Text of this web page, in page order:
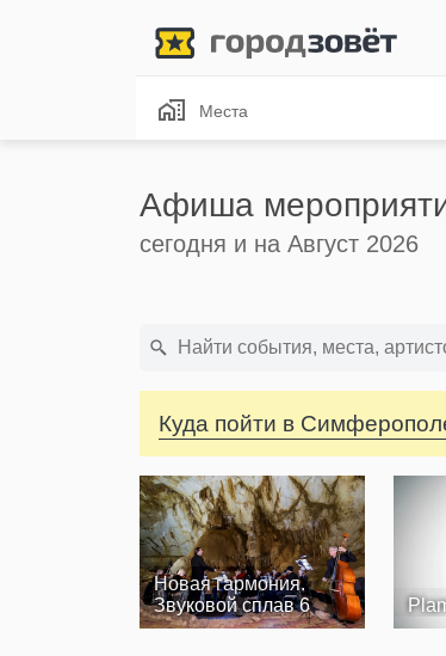
Места
Афиша
сегодня и на Август 2026
Куда пойти в
Новая гармония.
Звуковой сплав 6